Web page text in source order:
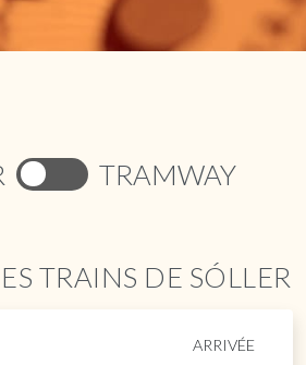
TRAMWAY
TRAINS DE SÓLLER
ARRIVÉE